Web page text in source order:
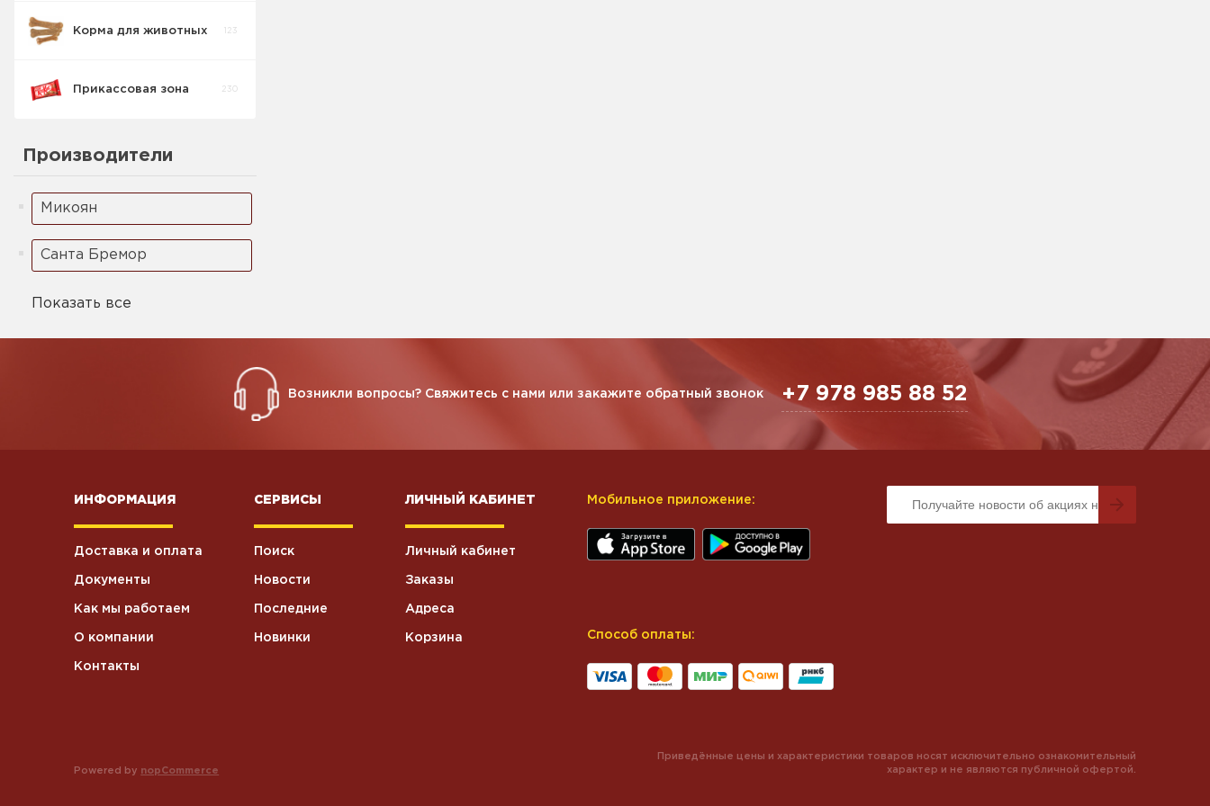
Корма для животных 123
Прикассовая зона 230
Производители
Микоян
Санта Бремор
Показать все
Возникли вопросы? Свяжитесь с нами или закажите обратный звонок +7 978 985 88 52
ИНФОРМАЦИЯ
Доставка и оплата
Документы
Как мы работаем
О компании
Контакты
СЕРВИСЫ
Поиск
Новости
Последние
Новинки
ЛИЧНЫЙ КАБИНЕТ
Личный кабинет
Заказы
Адреса
Корзина
Мобильное приложение:
Способ оплаты:
Powered by nopCommerce
Приведённые цены и характеристики товаров носят исключительно ознакомительный
характер и не являются публичной офертой.